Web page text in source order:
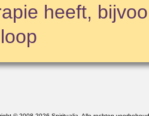
heeft,